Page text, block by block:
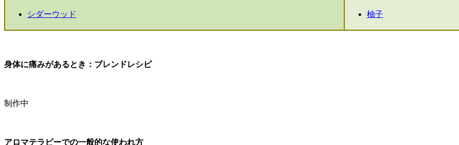
シダーウッド 柚子
身体に痛みがあるとき：ブレンドレシピ
制作中
アロマテラピーでの一般的な使われ方